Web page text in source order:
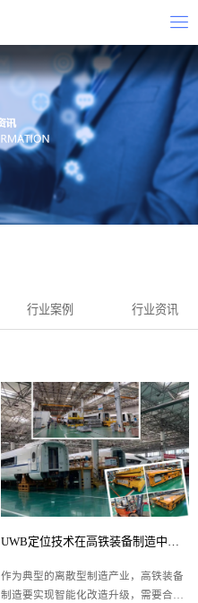
行业案例 行业资讯
UWB定位技术在高铁装备制造中的应用（UWB在智能制造mes系统的作用）
​作为典型的离散型制造产业，高铁装备
制造要实现智能化改造升级，需要合理